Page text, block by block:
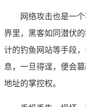
网络攻击也是一
界里，黑客如同潜伏
计的钓鱼网站等手段
息，一旦得逞，便会
地址的掌控权。